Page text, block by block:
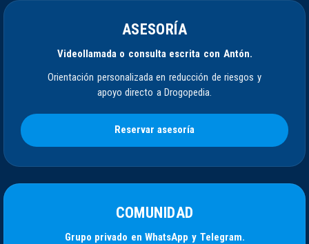
ASESORÍA
Videollamada o consulta escrita con Antón.
Orientación personalizada en reducción de riesgos y
apoyo directo a Drogopedia.
Reservar asesoría
COMUNIDAD
Grupo privado en WhatsApp y Telegram.